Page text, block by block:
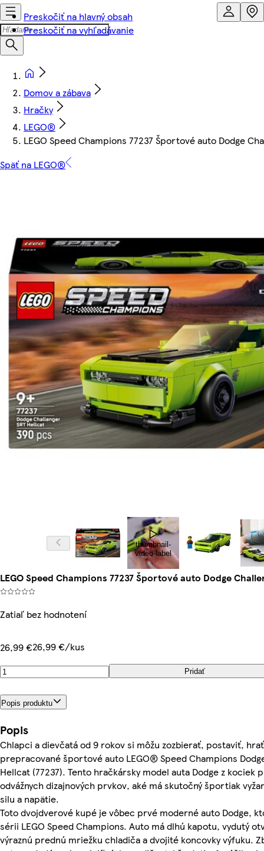
Preskočiť na hlavný obsah
Preskočiť na vyhľadávanie
Domov a zábava
Hračky
LEGO®
LEGO Speed Champions 77237 Športové auto Dodge
Späť na LEGO®
thumbnail-
video-label
LEGO Speed Champions 77237 Športové auto Dodge
Zatiaľ bez hodnotení
26,99 €26,99 €/kus
Pridať
Popis produktu
Popis
Chlapci a dievčatá od 9 rokov si môžu zozbierať, postaviť,
prepracované športové auto LEGO® Speed Champions
Hellcat (77237). Tento hračkársky model auta Dodge z kociek
odvážnych dizajnových prvkov, aké má skutočný športiak
silu a napätie.
Toto dvojdverové kupé je vôbec prvé moderné auto Dodge,
sérii LEGO Speed Champions. Auto má dlhú kapotu, vydutý
výraznú prednú mriežku chladiča a dvojité koncovky výfuku.